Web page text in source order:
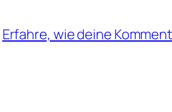
Erfahre, wie deine